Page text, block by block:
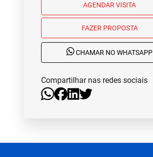
AGENDAR VISITA
FAZER PROPOSTA
CHAMAR NO WHATSAPP
Compartilhar nas redes sociais